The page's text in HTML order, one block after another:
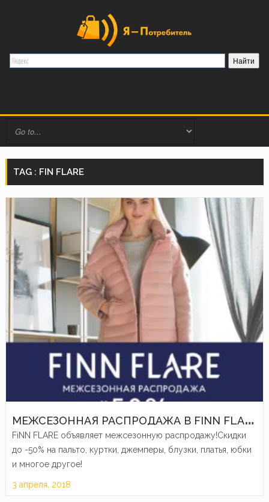
TAG : FIN FLARE
М
ЕЖСЕЗОННАЯ РАСПРОДАЖА В FINN FLARE
FiNN FLARE объявляет межсезонную распродажу!Скидки
до -50% на пальто, куртки, джемперы, блузки, платья, юбки
и многое другое!
3 апреля, 2018